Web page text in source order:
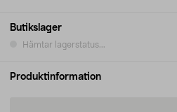
Butikslager
Hämtar lagerstatus...
Produktinformation